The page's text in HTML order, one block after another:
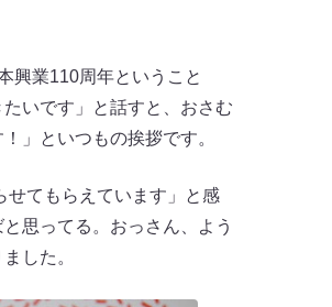
興業110周年ということ
いです」と話すと、おさむ
」といつもの挨拶です。
せてもらえています」と感
思ってる。おっさん、よう
した。